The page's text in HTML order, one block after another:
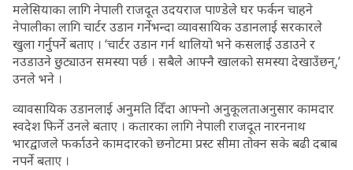
मलेसियाका लागि नेपाली राजदूत उदयराज पाण्डेले घर फर्कन चाहने
नेपालीका लागि चार्टर उडान गर्नेभन्दा व्यावसायिक उडानलाई सरकारले
खुला गर्नुपर्ने बताए । ‘चार्टर उडान गर्न थालियो भने कसलाई उडाउने र
नउडाउने छुट्याउन समस्या पर्छ । सबैले आफ्नै खालको समस्या देखाउँछन्,’
उनले भने ।
व्यावसायिक उडानलाई अनुमति दिँदा आफ्नो अनुकूलताअनुसार कामदार
स्वदेश फिर्ने उनले बताए । कतारका लागि नेपाली राजदूत नारननाथ
भारद्वाजले फर्काउने कामदारको छनोटमा प्रस्ट सीमा तोक्न सके बढी दबाब
नपर्ने बताए ।